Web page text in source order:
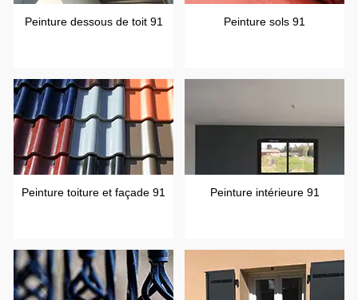
Peinture dessous de toit 91 Peinture sols 91
Peinture toiture et façade 91 Peinture intérieure 91